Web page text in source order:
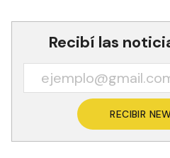
Recibí las
RECIBIR